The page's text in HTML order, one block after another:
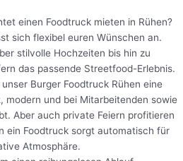
einen Foodtruck mieten in Rühen?
sich flexibel euren Wünschen an.
stilvolle Hochzeiten bis hin zu
das passende Streetfood-Erlebnis.
Burger Foodtruck Rühen eine
modern und bei Mitarbeitenden sowie
Aber auch private Feiern profitieren
ein Foodtruck sorgt automatisch für
Atmosphäre.